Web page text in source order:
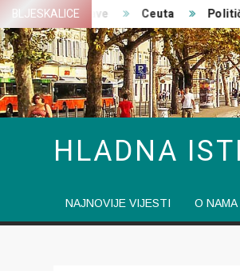
Skip
to
content
BLJESKALICE
izjave Ceuta
HLADNA
NAJNOVIJE VIJESTI O NAMA